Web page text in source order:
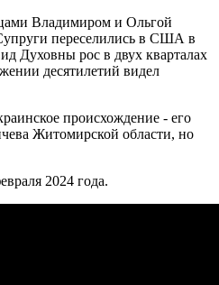
Владимиром и Ольгой
переселились в США в
Духовны рос в двух кварталах
десятилетий видел
происхождение - его
Житомирской области, но
2024 года.